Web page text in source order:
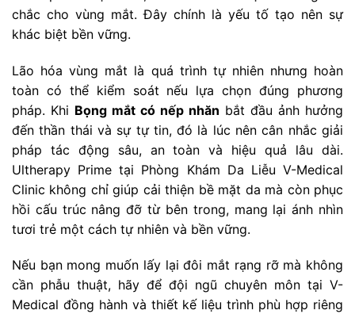
chắc cho vùng mắt. Đây chính là yếu tố tạo nên sự
khác biệt bền vững.
Lão hóa vùng mắt là quá trình tự nhiên nhưng hoàn
toàn có thể kiểm soát nếu lựa chọn đúng phương
pháp. Khi Bọng mắt có nếp nhăn bắt đầu ảnh hưởng
đến thần thái và sự tự tin, đó là lúc nên cân nhắc giải
pháp tác động sâu, an toàn và hiệu quả lâu dài.
Ultherapy Prime tại Phòng Khám Da Liễu V-Medical
Clinic không chỉ giúp cải thiện bề mặt da mà còn phục
hồi cấu trúc nâng đỡ từ bên trong, mang lại ánh nhìn
tươi trẻ một cách tự nhiên và bền vững.
Nếu bạn mong muốn lấy lại đôi mắt rạng rỡ mà không
cần phẫu thuật, hãy để đội ngũ chuyên môn tại V-
Medical đồng hành và thiết kế liệu trình phù hợp riêng